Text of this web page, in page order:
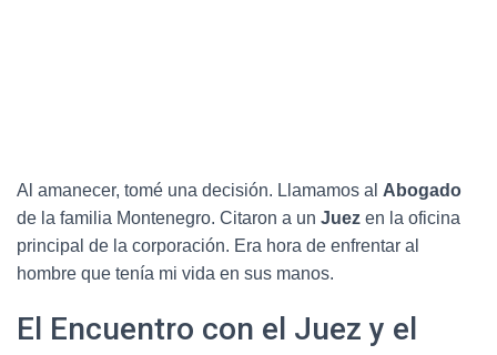
Al amanecer, tomé una decisión. Llamamos al Abogado
de la familia Montenegro. Citaron a un Juez en la oficina
principal de la corporación. Era hora de enfrentar al
hombre que tenía mi vida en sus manos.
El Encuentro con el Juez y el